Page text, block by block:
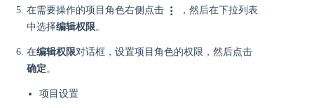
在需要操作的项目角色右侧点击
，然后在下拉列表
中选择编辑权限。
在编辑权限对话框，设置项目角色的权限，然后点击
确定。
项目设置